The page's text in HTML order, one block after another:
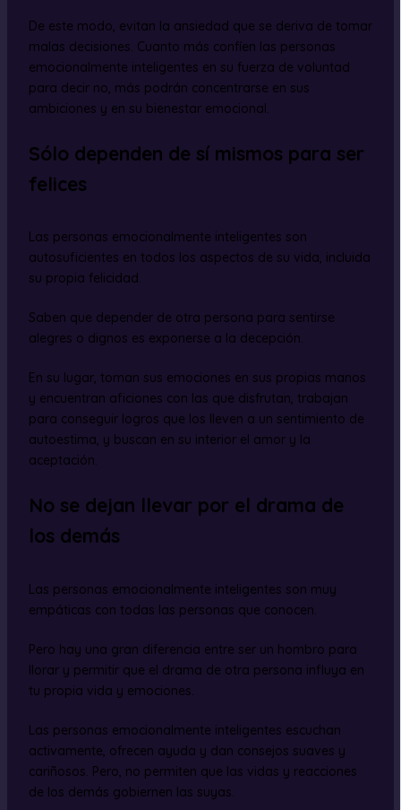
De este modo, evitan la ansiedad que se deriva de tomar
malas decisiones. Cuanto más confíen las personas
emocionalmente inteligentes en su fuerza de voluntad
para decir no, más podrán concentrarse en sus
ambiciones y en su bienestar emocional.
Sólo dependen de sí mismos para ser
felices
Las personas emocionalmente inteligentes son
autosuficientes en todos los aspectos de su vida, incluida
su propia felicidad.
Saben que depender de otra persona para sentirse
alegres o dignos es exponerse a la decepción.
En su lugar, toman sus emociones en sus propias manos
y encuentran aficiones con las que disfrutan, trabajan
para conseguir logros que los lleven a un sentimiento de
autoestima, y buscan en su interior el amor y la
aceptación.
No se dejan llevar por el drama de
los demás
Las personas emocionalmente inteligentes son muy
empáticas con todas las personas que conocen.
Pero hay una gran diferencia entre ser un hombro para
llorar y permitir que el drama de otra persona influya en
tu propia vida y emociones.
Las personas emocionalmente inteligentes escuchan
activamente, ofrecen ayuda y dan consejos suaves y
cariñosos. Pero, no permiten que las vidas y reacciones
de los demás gobiernen las suyas.